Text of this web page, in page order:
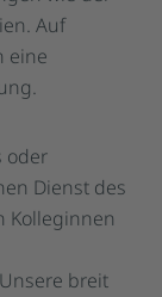
Auf
eine
oder
Dienst des
Kolleginnen
breit